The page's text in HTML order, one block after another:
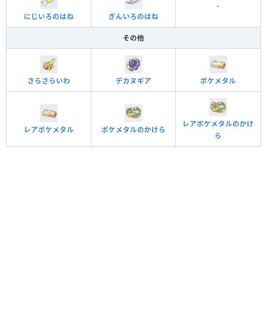
にじいろのはね ぎんいろのはね
-
その他
さらさらいわ デカヌギア ポケメタル
レアポケメタル ポケメタルのかけら
レアポケメタルのかけ
ら